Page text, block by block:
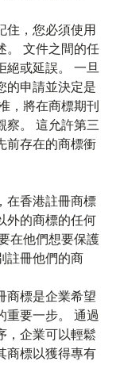
住，您必須使用
。 文件之間的任
絕或延誤。 一旦
的申請並決定是
，將在商標期刊
察。 這允許第三
前存在的商標衝
在香港註冊商標
外的商標的任何
在他們想要保護
註冊他們的商
商標是企業希望
重要一步。 通過
，企業可以輕鬆
商標以獲得專有